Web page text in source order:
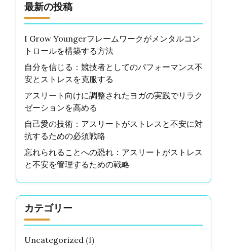
最新の投稿
I Grow Youngerフレームワークがメンタルコン
トロールを構築する方法
自分を信じる：競技者としてのパフォーマンス不
安とストレスを克服する
アスリート向けに調整されたヨガの実践でリラク
ゼーションを高める
自己愛の技術：アスリートがストレスと不安に対
抗するための必須戦略
忘れられることへの恐れ：アスリートがストレス
と不安を管理するための戦略
カテゴリー
Uncategorized (1)